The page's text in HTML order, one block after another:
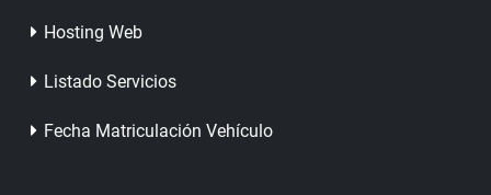
Hosting Web
Listado Servicios
Fecha Matriculación Vehículo